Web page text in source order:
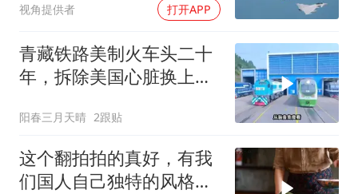
视角提供者 打开APP
青藏铁路美制火车头二十
年，拆除美国心脏换上绿
阳春三月天晴 2跟贴
这个翻拍拍的真好，有我
们国人自己独特的风格魅